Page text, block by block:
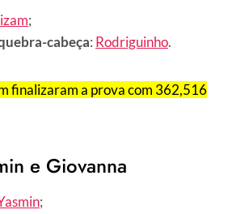
;
cabeça: Rodriguinho.
finalizaram a prova com 362,516
e Giovanna
;